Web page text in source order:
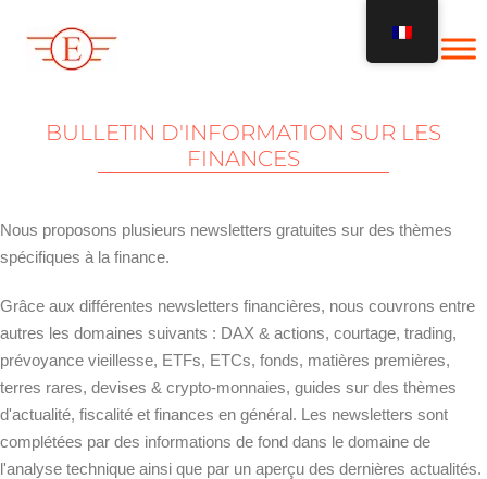
content
BULLETIN D'INFORMATION SUR LES
FINANCES
Nous proposons plusieurs newsletters gratuites sur des thèmes
spécifiques à la finance.
Grâce aux différentes newsletters financières, nous couvrons entre
autres les domaines suivants : DAX & actions, courtage, trading,
prévoyance vieillesse, ETFs, ETCs, fonds, matières premières,
terres rares, devises & crypto-monnaies, guides sur des thèmes
d'actualité, fiscalité et finances en général. Les newsletters sont
complétées par des informations de fond dans le domaine de
l'analyse technique ainsi que par un aperçu des dernières actualités.